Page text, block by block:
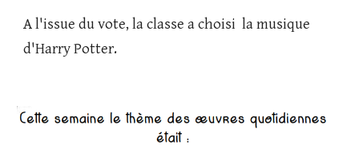
A l'issue du vote, la classe a choisi  la musique
d'Harry Potter.